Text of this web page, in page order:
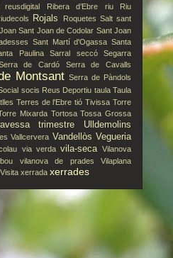
reusdigital Ribera d’Ebre riu
Riu
Rojals Roquetes Salt sant
Sant Joan de Codolar Sant Joan
Sant Martí d'Ogassa Santa
Paulina Sarral seccó
Segarra
de Cardó Serra de Cavalls
Montsant Serra de Pàndols
socis Reus Deportiu taula Taula
Terres de l'Ebre tió Tivissa Torre
Mixarda Tortosa Tossa Grossa
trimestre Ulldemolins
Vallcervera Vandellòs Vegueria
via verda vila-seca Vilanova
vilanova de prades Vilaplana
Visita xerrada xerrades